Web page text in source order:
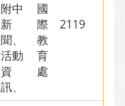
附中
新
聞、
活動
資
訊、
國
際
教
育
處
2119